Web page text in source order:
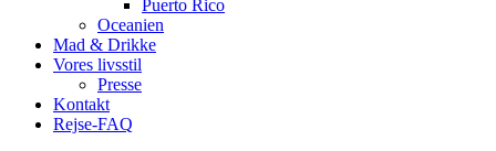
Puerto Rico
Oceanien
Mad & Drikke
Vores livsstil
Presse
Kontakt
Rejse-FAQ